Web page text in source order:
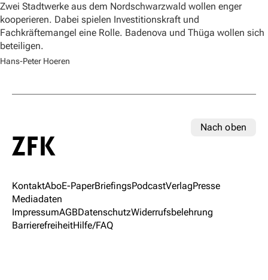
Zwei Stadtwerke aus dem Nordschwarzwald wollen enger
kooperieren. Dabei spielen Investitionskraft und
Fachkräftemangel eine Rolle. Badenova und Thüga wollen sich
beteiligen.
Hans-Peter Hoeren
Nach oben
KontaktAboE-PaperBriefingsPodcastVerlagPresse
Mediadaten
ImpressumAGBDatenschutzWiderrufsbelehrung
BarrierefreiheitHilfe/FAQ